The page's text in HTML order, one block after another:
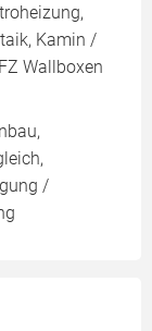
Kamin /
Wallboxen
/